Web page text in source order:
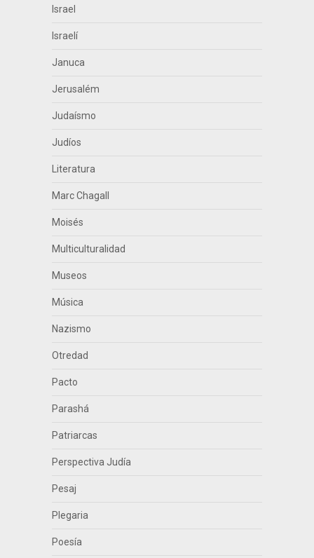
Israel
Israelí
Januca
Jerusalém
Judaísmo
Judíos
Literatura
Marc Chagall
Moisés
Multiculturalidad
Museos
Música
Nazismo
Otredad
Pacto
Parashá
Patriarcas
Perspectiva Judía
Pesaj
Plegaria
Poesía